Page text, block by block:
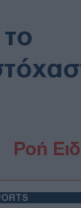
ΤΕΧΝΟΛΟΓΙΑ
Ροή